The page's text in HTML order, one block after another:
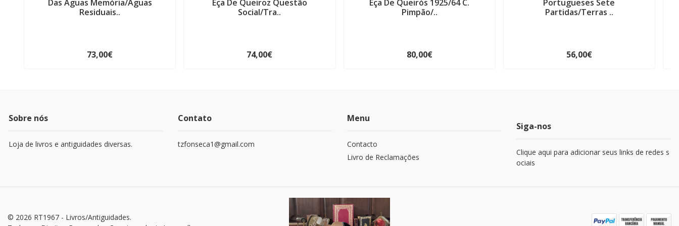
Das Águas Memória/Águas
Residuais..
73,00€
Eça De Queiroz Questão
Social/Tra..
74,00€
Eça De Queirós 1925/64 C.
Pimpão/..
80,00€
Portugueses Sete
Partidas/Terras ..
56,00€
Sobre nós
Loja de livros e antiguidades diversas.
Contato
tzfonseca1@gmail.com
Menu
Contacto
Livro de Reclamações
Siga-nos
Clique aqui para adicionar seus links de redes s
ociais
© 2026 RT1967 - Livros/Antiguidades.